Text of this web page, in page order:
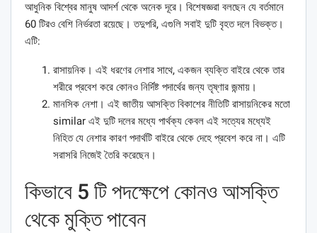
আধুনিক বিশ্বের মানুষ আদর্শ থেকে অনেক দূরে। বিশেষজ্ঞরা বলছেন যে বর্তমানে
60 টিরও বেশি নির্ভরতা রয়েছে। তদুপরি, এগুলি সবাই দুটি বৃহত দলে বিভক্ত।
এটি:
রাসায়নিক। এই ধরণের নেশার সাথে, একজন ব্যক্তি বাইরে থেকে তার
শরীরে প্রবেশ করে কোনও নির্দিষ্ট পদার্থের জন্য তৃষ্ণার জন্মায়।
মানসিক নেশা। এই জাতীয় আসক্তি বিকাশের নীতিটি রাসায়নিকের মতো
similar এই দুটি দলের মধ্যে পার্থক্য কেবল এই সত্যের মধ্যেই
নিহিত যে নেশার কারণ পদার্থটি বাইরে থেকে দেহে প্রবেশ করে না। এটি
সরাসরি নিজেই তৈরি করেছেন।
কিভাবে 5 টি পদক্ষেপে কোনও আসক্তি
থেকে মুক্তি পাবেন